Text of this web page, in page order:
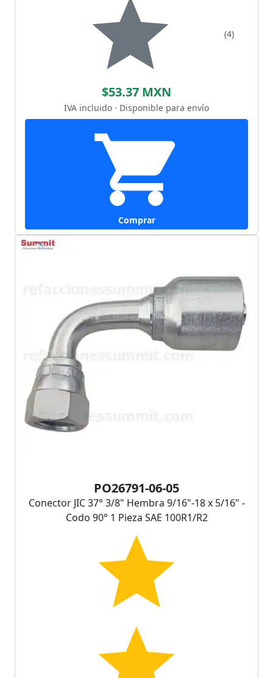
(4)
$53.37 MXN
IVA incluido · Disponible para envío
Comprar
PO26791-06-05
Conector JIC 37° 3/8" Hembra 9/16"-18 x 5/16" -
Codo 90° 1 Pieza SAE 100R1/R2